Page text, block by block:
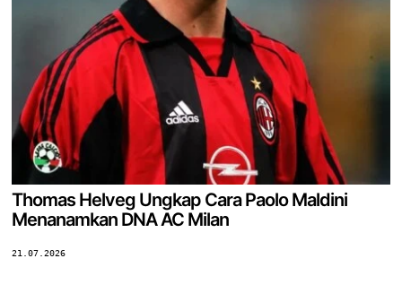
Thomas Helveg Ungkap Cara Paolo Maldini
Menanamkan DNA AC Milan
21.07.2026